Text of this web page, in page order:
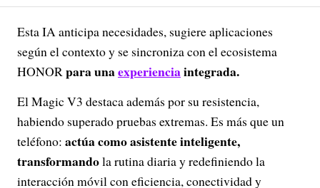
Esta IA anticipa necesidades, sugiere aplicaciones
según el contexto y se sincroniza con el ecosistema
HONORpara unaexperienciaintegrada.
El Magic V3 destaca además por su resistencia,
habiendo superado pruebas extremas. Es más que un
teléfono: actúa como asistente inteligente,
transformandola rutina diaria y redefiniendo la
interacción móvil con eficiencia, conectividad y